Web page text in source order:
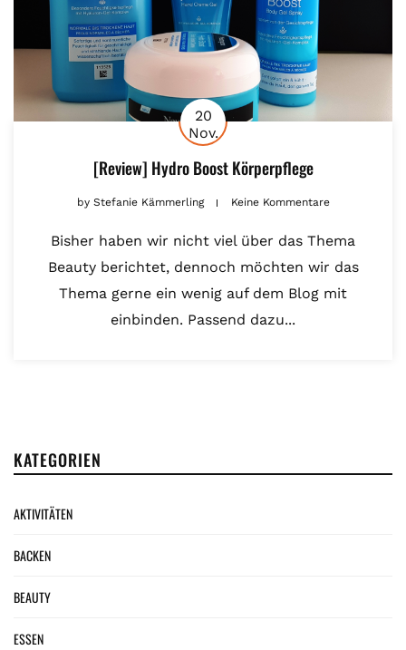
20
Nov.
[Review] Hydro Boost Körperpflege
byStefanie Kämmerling Keine Kommentare
Bisher haben wir nicht viel über das Thema
Beauty berichtet, dennoch möchten wir das
Thema gerne ein wenig auf dem Blog mit
einbinden. Passend dazu...
KATEGORIEN
AKTIVITÄTEN
BACKEN
BEAUTY
ESSEN